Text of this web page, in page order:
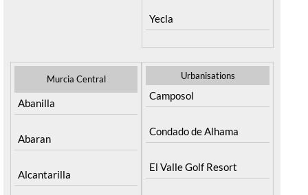
Yecla
Murcia Central
Abanilla
Abaran
Alcantarilla
Urbanisations
Camposol
Condado de Alhama
El Valle Golf Resort